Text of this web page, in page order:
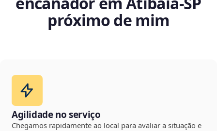
próximo de mim
Agilidade no serviço
Chegamos rapidamente ao local para avaliar a situação e